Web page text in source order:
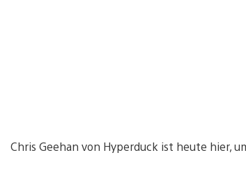
Chris Geehan von Hyperduck ist heute hier,